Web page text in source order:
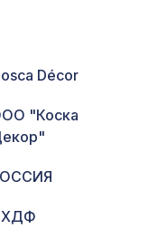
Décor
"Коска